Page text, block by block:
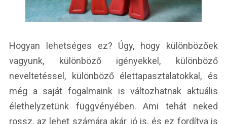
Hogyan lehetséges ez? Úgy, hogy különbözőek
vagyunk, különböző igényekkel, különböző
neveltetéssel, különböző élettapasztalatokkal, és
még a saját fogalmaink is változhatnak aktuális
élethelyzetünk függvényében. Ami tehát neked
rossz, az lehet számára akár jó is, és ez fordítva is